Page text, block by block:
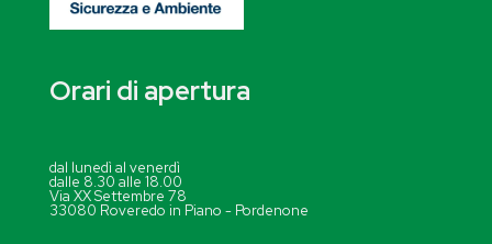
Orari di apertura
dal lunedì al venerdì
dalle 8.30 alle 18.00
Via XX Settembre 78
33080 Roveredo in Piano - Pordenone